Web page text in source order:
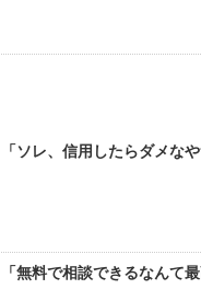
「ソレ、信用したらダメな
「無料で相談できるなんて